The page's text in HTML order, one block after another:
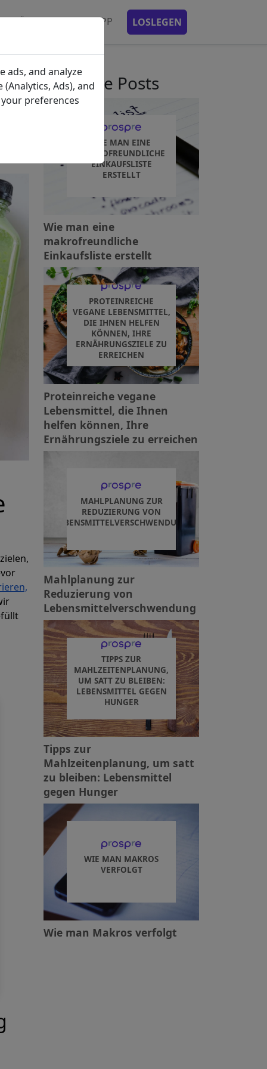
MOBILE APP LOSLEGEN
kürzliche Posts
WIE MAN EINE
MAKROFREUNDLICHE
EINKAUFSLISTE
ERSTELLT
Wie man eine
makrofreundliche
Einkaufsliste erstellt
PROTEINREICHE
VEGANE LEBENSMITTEL,
DIE IHNEN HELFEN
KÖNNEN, IHRE
ERNÄHRUNGSZIELE ZU
ERREICHEN
Proteinreiche vegane
Lebensmittel, die Ihnen
helfen können, Ihre
Ernährungsziele zu erreichen
MAHLPLANUNG ZUR
REDUZIERUNG VON
LEBENSMITTELVERSCHWENDUNG
Mahlplanung zur
Reduzierung von
Lebensmittelverschwendung
TIPPS ZUR
MAHLZEITENPLANUNG,
UM SATT ZU BLEIBEN:
LEBENSMITTEL GEGEN
HUNGER
Tipps zur
Mahlzeitenplanung, um satt
zu bleiben: Lebensmittel
gegen Hunger
WIE MAN MAKROS
VERFOLGT
Wie man Makros verfolgt
ads, and analyze
Ads), and
preferences